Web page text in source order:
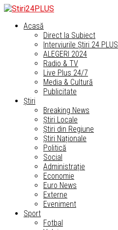
Acasă
Direct la Subiect
Interviurile Știri 24 PLUS
ALEGERI 2024
Radio & TV
Live Plus 24/7
Media & Cultură
Publicitate
Știri
Breaking News
Știri Locale
Știri din Regiune
Știri Naționale
Politică
Social
Administrație
Economie
Euro News
Externe
Eveniment
Sport
Fotbal